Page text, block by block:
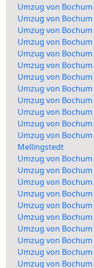
Umzug von
Umzug von
Umzug von Bochum
Umzug von
Umzug von
Umzug von
Umzug von
Umzug von
Umzug von Bochum
Umzug von
Umzug von
Umzug von
Mellingstedt
Umzug von
Umzug von
Umzug von
Umzug von
Umzug von
Umzug von
Umzug von
Umzug von
Umzug von
Umzug von